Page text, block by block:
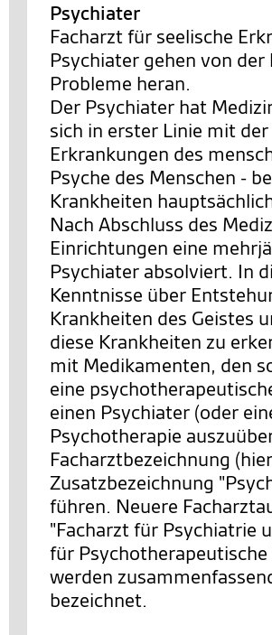
Psychiater
Facharzt für seelische
Psychiater gehen von
Probleme heran.
Der Psychiater hat
sich in erster Linie mit
Erkrankungen des
Psyche des Menschen -
Krankheiten
Nach Abschluss des
Einrichtungen eine
Psychiater absolviert. In
Kenntnisse über
Krankheiten des Geistes
diese Krankheiten zu
mit Medikamenten, den
eine
einen Psychiater (oder
Psychotherapie
Facharztbezeichnung
Zusatzbezeichnung
führen. Neuere
"Facharzt für Psychiatrie
für
werden
bezeichnet.